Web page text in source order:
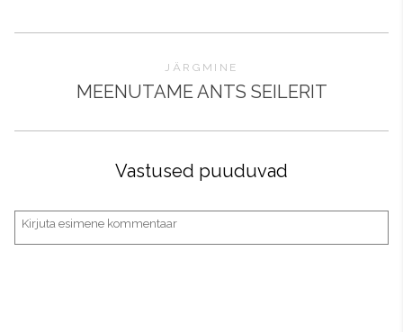
JÄRGMINE
MEENUTAME ANTS SEILERIT
Vastused puuduvad